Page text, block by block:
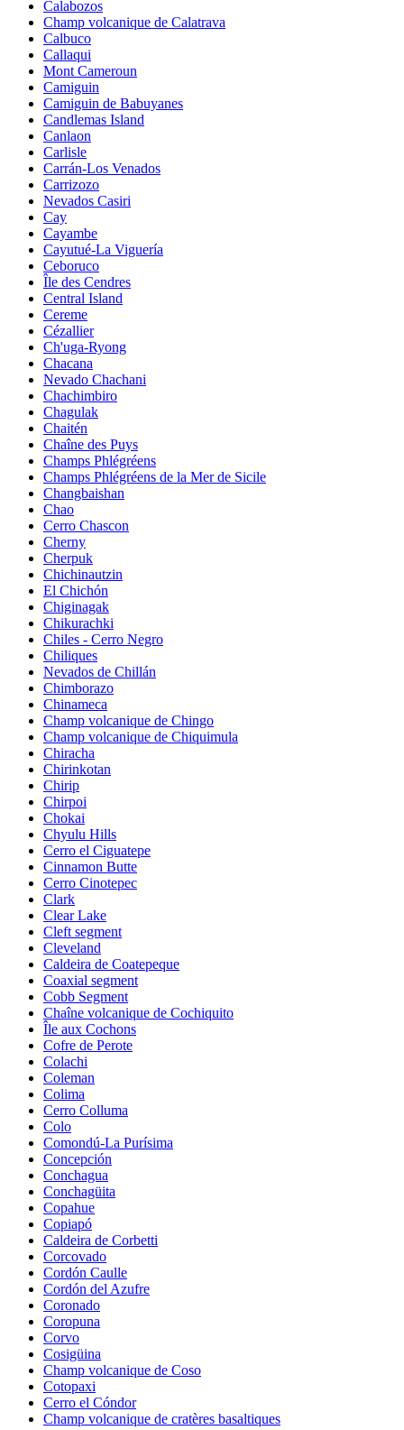
Calabozos
Champ volcanique de Calatrava
Calbuco
Callaqui
Mont Cameroun
Camiguin
Camiguin de Babuyanes
Candlemas Island
Canlaon
Carlisle
Carrán-Los Venados
Carrizozo
Nevados Casiri
Cay
Cayambe
Cayutué-La Viguería
Ceboruco
Île des Cendres
Central Island
Cereme
Cézallier
Ch'uga-Ryong
Chacana
Nevado Chachani
Chachimbiro
Chagulak
Chaitén
Chaîne des Puys
Champs Phlégréens
Champs Phlégréens de la Mer de Sicile
Changbaishan
Chao
Cerro Chascon
Cherny
Cherpuk
Chichinautzin
El Chichón
Chiginagak
Chikurachki
Chiles - Cerro Negro
Chiliques
Nevados de Chillán
Chimborazo
Chinameca
Champ volcanique de Chingo
Champ volcanique de Chiquimula
Chiracha
Chirinkotan
Chirip
Chirpoi
Chokai
Chyulu Hills
Cerro el Ciguatepe
Cinnamon Butte
Cerro Cinotepec
Clark
Clear Lake
Cleft segment
Cleveland
Caldeira de Coatepeque
Coaxial segment
Cobb Segment
Chaîne volcanique de Cochiquito
Île aux Cochons
Cofre de Perote
Colachi
Coleman
Colima
Cerro Colluma
Colo
Comondú-La Purísima
Concepción
Conchagua
Conchagüita
Copahue
Copiapó
Caldeira de Corbetti
Corcovado
Cordón Caulle
Cordón del Azufre
Coronado
Coropuna
Corvo
Cosigüina
Champ volcanique de Coso
Cotopaxi
Cerro el Cóndor
Champ volcanique de cratères basaltiques